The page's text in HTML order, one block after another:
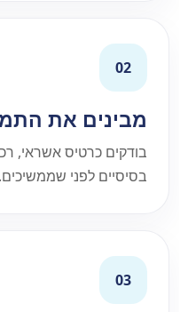
02
מבינים את
בודקים כרטיס אשראי,
בסיסיים לפני שממשיכים.
03